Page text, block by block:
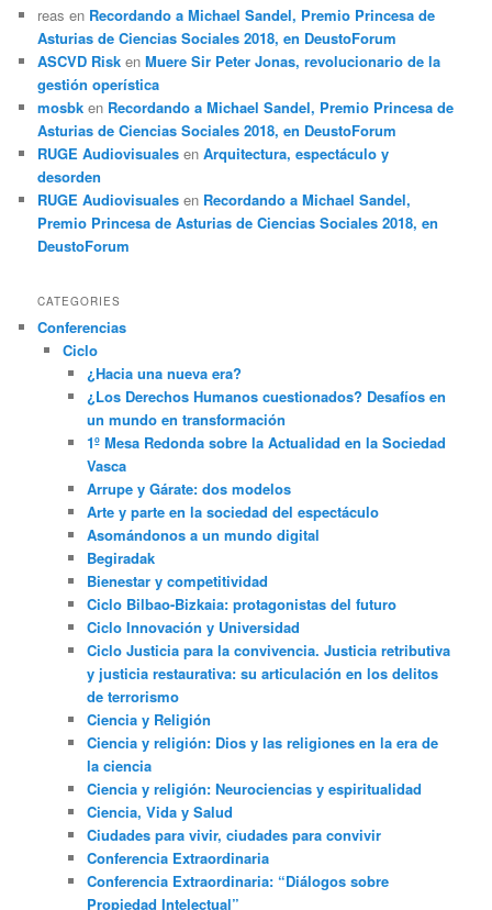
reas en Recordando a Michael Sandel, Premio Princesa de
Asturias de Ciencias Sociales 2018, en DeustoForum
ASCVD Risk enMuere Sir Peter Jonas, revolucionario de la
gestión operística
mosbk en Recordando a Michael Sandel, Premio Princesa de
Asturias de Ciencias Sociales 2018, en DeustoForum
RUGE Audiovisuales enArquitectura, espectáculo y
desorden
RUGE Audiovisuales en Recordando a Michael Sandel,
Premio Princesa de Asturias de Ciencias Sociales 2018, en
DeustoForum
CATEGORIES
Conferencias
Ciclo
¿Hacia una nueva era?
¿Los Derechos Humanos cuestionados? Desafíos en
un mundo en transformación
1º Mesa Redonda sobre la Actualidad en la Sociedad
Vasca
Arrupe y Gárate: dos modelos
Arte y parte en la sociedad del espectáculo
Asomándonos a un mundo digital
Begiradak
Bienestar y competitividad
Ciclo Bilbao-Bizkaia: protagonistas del futuro
Ciclo Innovación y Universidad
Ciclo Justicia para la convivencia. Justicia retributiva
y justicia restaurativa: su articulación en los delitos
de terrorismo
Ciencia y Religión
Ciencia y religión: Dios y las religiones en la era de
la ciencia
Ciencia y religión: Neurociencias y espiritualidad
Ciencia, Vida y Salud
Ciudades para vivir, ciudades para convivir
Conferencia Extraordinaria
Conferencia Extraordinaria: “Diálogos sobre
Propiedad Intelectual”